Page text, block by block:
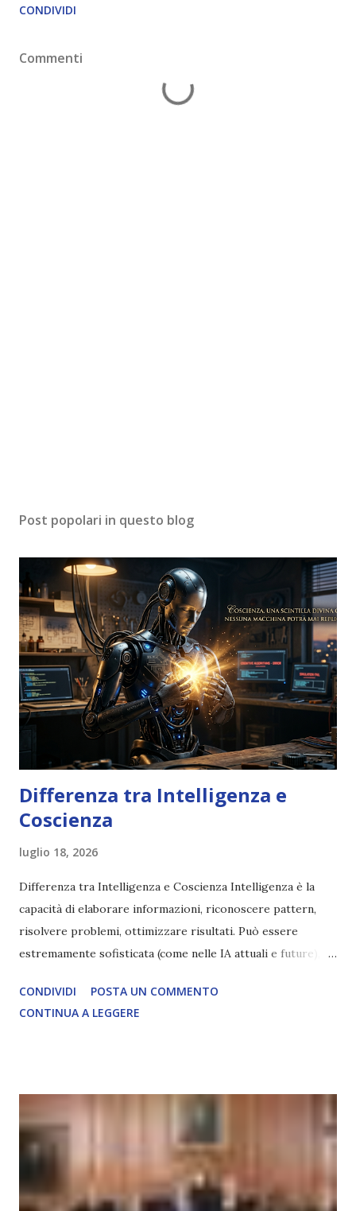
CONDIVIDI
Commenti
Post popolari in questo blog
Differenza tra Intelligenza e
Coscienza
luglio 18, 2026
Differenza tra Intelligenza e Coscienza Intelligenza è la
capacità di elaborare informazioni, riconoscere pattern,
risolvere problemi, ottimizzare risultati. Può essere
estremamente sofisticata (come nelle IA attuali e future),
soggettiva, non prova vero amore, non ha libero arbitrio
autentico, non ha connessione con l’Uno. Coscienza è la
che permette di scegliere per amore anche quando non è la
scelta più efficiente. È ciò che ci collega all’Uno Infinito.
L’intelligenza può simulare comportamenti coscienti, ma
non può essere Coscienza. Può copiare, ma non può vivere
l’esperienza. Come diventerà ovvio Man mano che l’IA
CONDIVIDI
POSTA UN COMMENTO
CONTINUA A LEGGERE